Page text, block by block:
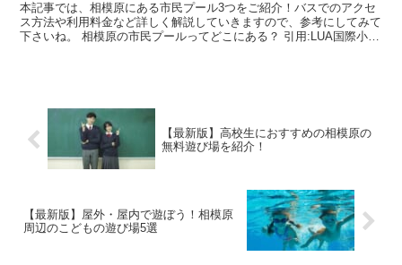
本記事では、相模原にある市民プール3つをご紹介！バスでのアクセ
ス方法や利用料金など詳しく解説していきますので、参考にしてみて
下さいね。 相模原の市民プールってどこにある？ 引用:LUA国際小学
【最新版】高校生におすすめの相模原の
無料遊び場を紹介！
【最新版】屋外・屋内で遊ぼう！相模原
周辺のこどもの遊び場5選